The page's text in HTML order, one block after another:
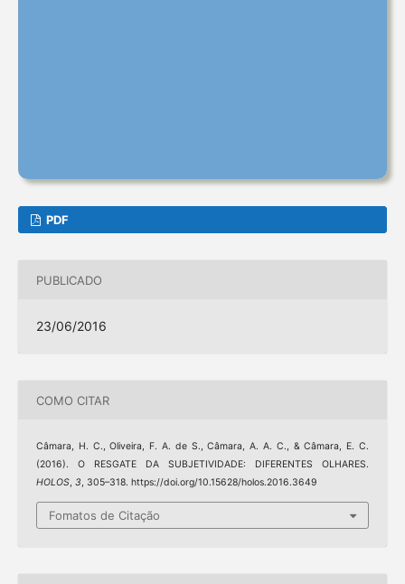
PDF
PUBLICADO
23/06/2016
COMO CITAR
Câmara, H. C., Oliveira, F. A. de S., Câmara, A. A. C., & Câmara, E. C.
(2016). O RESGATE DA SUBJETIVIDADE: DIFERENTES OLHARES.
HOLOS, 3, 305–318. https://doi.org/10.15628/holos.2016.3649
Fomatos de Citação